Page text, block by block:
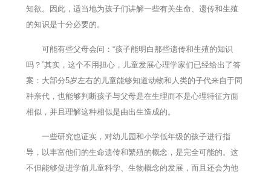
知欲。因此，适当地为孩子们讲解一些有关生命、遗传和生殖
的知识是十分必要的。
可能有些父母会问：“孩子能明白那些遗传和生殖的知识
吗？”其实，这个不用担心，儿童发展心理学家们已经给出了答
案：大部分5岁左右的儿童能够知道动物和人类的子代来自于同
种亲代，也能够判断孩子与父母是在生理而不是心理特征方面
相似，并且理解这种相似是由出生造成的。
一些研究也证实，对幼儿园和小学低年级的孩子进行指
导，以丰富他们的生命遗传和繁殖的概念，是完全可能的。这
不但能够促进学前儿童科学、生物概念的发展，而且还会为他